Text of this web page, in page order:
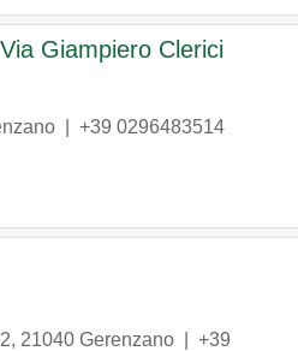
Giampiero Clerici
+39 0296483514
, 21040 Gerenzano
+39